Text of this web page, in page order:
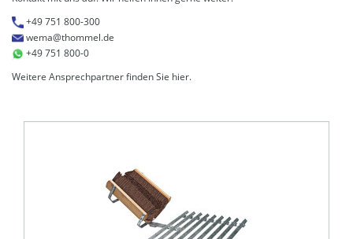
+49 751 800-300
wema@thommel.de
+49 751 800-0
Weitere Ansprechpartner finden Sie hier.